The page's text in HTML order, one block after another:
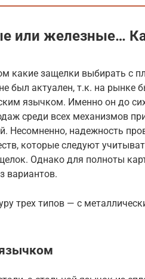
или железные…
какие защелки выбирать с
актуален, т.к. на рынке
язычком. Именно он до
среди всех механизмов
Несомненно, надежность
которые следуют
Однако для полноты
вариантов.
трех типов — с